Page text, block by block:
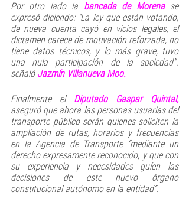
Por otro lado la bancada de Morena se
expresó diciendo: “La ley que están votando,
de nueva cuenta cayó en vicios legales, el
dictamen carece de motivación reforzada, no
tiene datos técnicos, y lo más grave, tuvo
una nula participación de la sociedad”.
señaló Jazmín Villanueva Moo.
Finalmente el Diputado Gaspar Quintal,
aseguró que ahora las personas usuarias del
transporte público serán quienes soliciten la
ampliación de rutas, horarios y frecuencias
en la Agencia de Transporte “mediante un
derecho expresamente reconocido, y que con
su experiencia y necesidades guíen las
decisiones de este nuevo órgano
constitucional autónomo en la entidad”.